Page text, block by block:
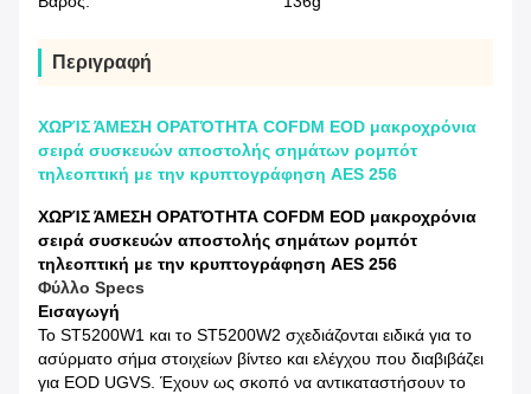
Περιγραφή
ΧΩΡΊΣ ΆΜΕΣΗ ΟΡΑΤΌΤΗΤΑ COFDM EOD μακροχρόνια
σειρά συσκευών αποστολής σημάτων ρομπότ
τηλεοπτική με την κρυπτογράφηση AES 256
ΧΩΡΊΣ ΆΜΕΣΗ ΟΡΑΤΌΤΗΤΑ COFDM EOD μακροχρόνια
σειρά συσκευών αποστολής σημάτων ρομπότ
τηλεοπτική με την κρυπτογράφηση AES 256
Φύλλο Specs
Εισαγωγή
Το ST5200W1 και το ST5200W2 σχεδιάζονται ειδικά για το
ασύρματο σήμα στοιχείων βίντεο και ελέγχου που διαβιβάζει
για EOD UGVS. Έχουν ως σκοπό να αντικαταστήσουν το